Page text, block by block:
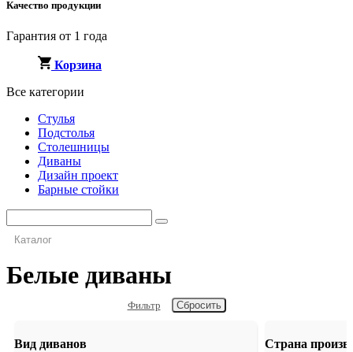
Качество продукции
Гарантия от 1 года
Корзина
Все категории
Стулья
Подстолья
Столешницы
Диваны
Дизайн проект
Барные стойки
Каталог
Белые диваны
Фильтр
Вид диванов Страна